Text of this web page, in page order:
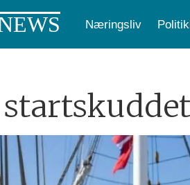
Næringsliv